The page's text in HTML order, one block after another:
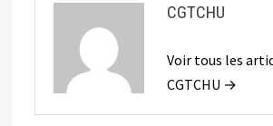
CGTCHU
Voir tous les
CGTCHU →